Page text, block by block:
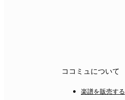
ココミュについて
楽譜を販売する